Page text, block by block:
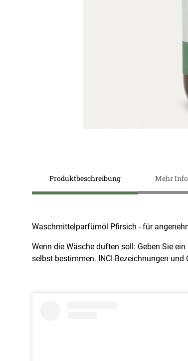
Bildergalerie
Produktbeschreibung
Waschmittelparfümöl Pfirsich - für
Wenn die Wäsche duften soll: Geben Sie
selbst bestimmen. INCI-Bezeichnungen
Mehr